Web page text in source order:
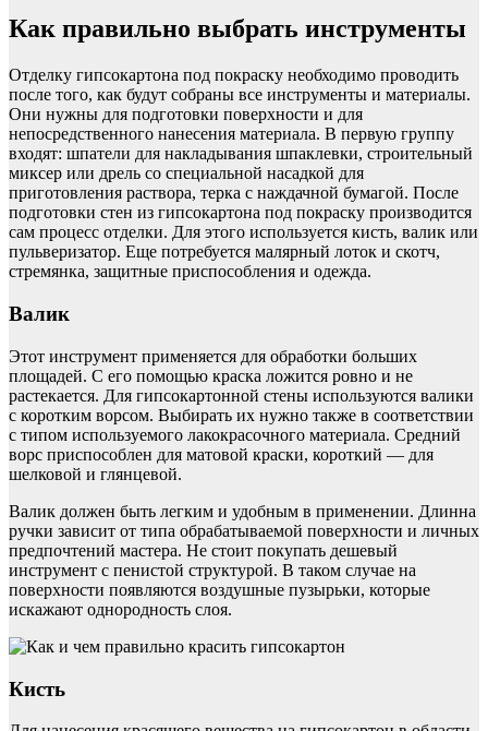
Как правильно выбрать инструменты
Отделку гипсокартона под покраску необходимо проводить
после того, как будут собраны все инструменты и материалы.
Они нужны для подготовки поверхности и для
непосредственного нанесения материала. В первую группу
входят: шпатели для накладывания шпаклевки, строительный
миксер или дрель со специальной насадкой для
приготовления раствора, терка с наждачной бумагой. После
подготовки стен из гипсокартона под покраску производится
сам процесс отделки. Для этого используется кисть, валик или
пульверизатор. Еще потребуется малярный лоток и скотч,
стремянка, защитные приспособления и одежда.
Валик
Этот инструмент применяется для обработки больших
площадей. С его помощью краска ложится ровно и не
растекается. Для гипсокартонной стены используются валики
с коротким ворсом. Выбирать их нужно также в соответствии
с типом используемого лакокрасочного материала. Средний
ворс приспособлен для матовой краски, короткий — для
шелковой и глянцевой.
Валик должен быть легким и удобным в применении. Длинна
ручки зависит от типа обрабатываемой поверхности и личных
предпочтений мастера. Не стоит покупать дешевый
инструмент с пенистой структурой. В таком случае на
поверхности появляются воздушные пузырьки, которые
искажают однородность слоя.
Кисть